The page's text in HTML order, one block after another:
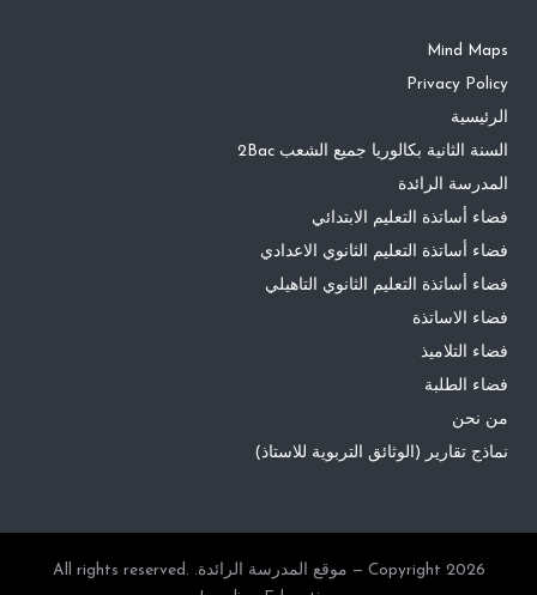
Mind Maps
Privacy Policy
الرئيسية
السنة الثانية بكالوريا جميع الشعب 2Bac
المدرسة الرائدة
فضاء أساتذة التعليم الابتدائي
فضاء أساتذة التعليم الثانوي الاعدادي
فضاء أساتذة التعليم الثانوي التاهيلي
فضاء الاساتذة
فضاء التلاميذ
فضاء الطلبة
من نحن
نماذج تقارير (الوثائق التربوية للاستاذ)
Copyright 2026 — موقع المدرسة الرائدة. All rights reserved.